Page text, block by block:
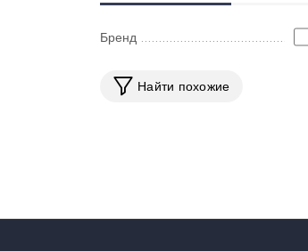
Бренд
Найти похожие